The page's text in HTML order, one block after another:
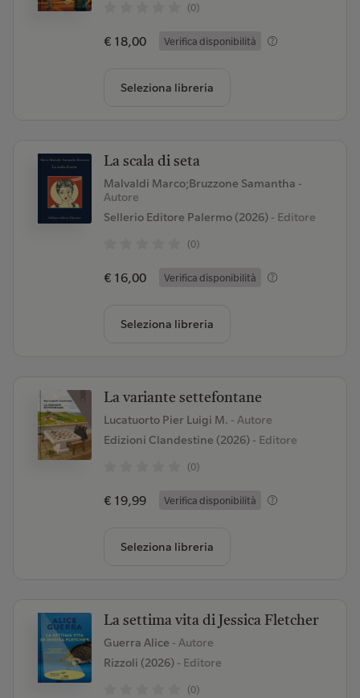
(0)
€ 18,00 Verifica disponibilità
Seleziona libreria
La scala di seta
Malvaldi Marco;Bruzzone Samantha -
Autore
Sellerio Editore Palermo (2026)- Editore
(0)
€ 16,00 Verifica disponibilità
Seleziona libreria
La variante settefontane
Lucatuorto Pier Luigi M. - Autore
Edizioni Clandestine (2026)- Editore
(0)
€ 19,99 Verifica disponibilità
Seleziona libreria
La settima vita di Jessica Fletcher
Guerra Alice - Autore
Rizzoli (2026)- Editore
(0)